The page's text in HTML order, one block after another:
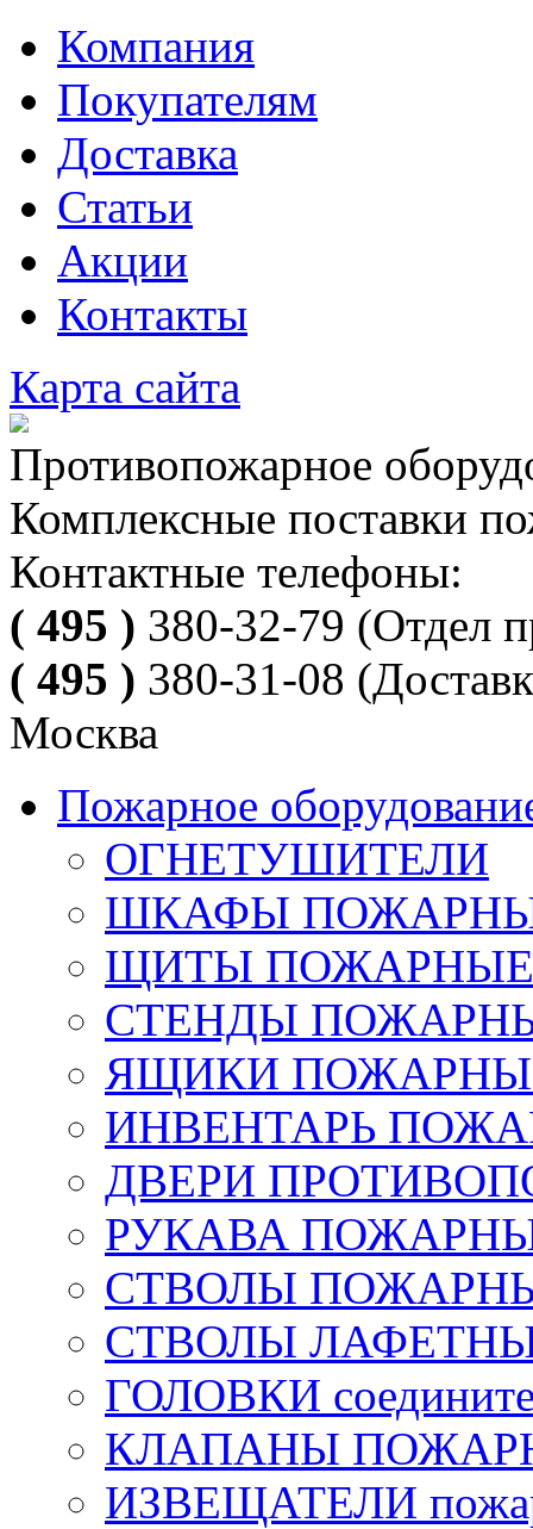
Компания
Покупателям
Доставка
Статьи
Акции
Контакты
Карта сайта
Противопожарное
Комплексные поставки
Контактные телефоны:
( 495 ) 380-32-79 (Отдел
( 495 ) 380-31-08
Москва
Пожарное
ОГНЕТУШИТЕЛИ
ШКАФЫ
ЩИТЫ ПОЖАРНЫЕ
СТЕНДЫ
ЯЩИКИ ПОЖАРНЫЕ
ИНВЕНТАРЬ
ДВЕРИ
РУКАВА
СТВОЛЫ
СТВОЛЫ
ГОЛОВКИ
КЛАПАНЫ
ИЗВЕЩАТЕЛИ